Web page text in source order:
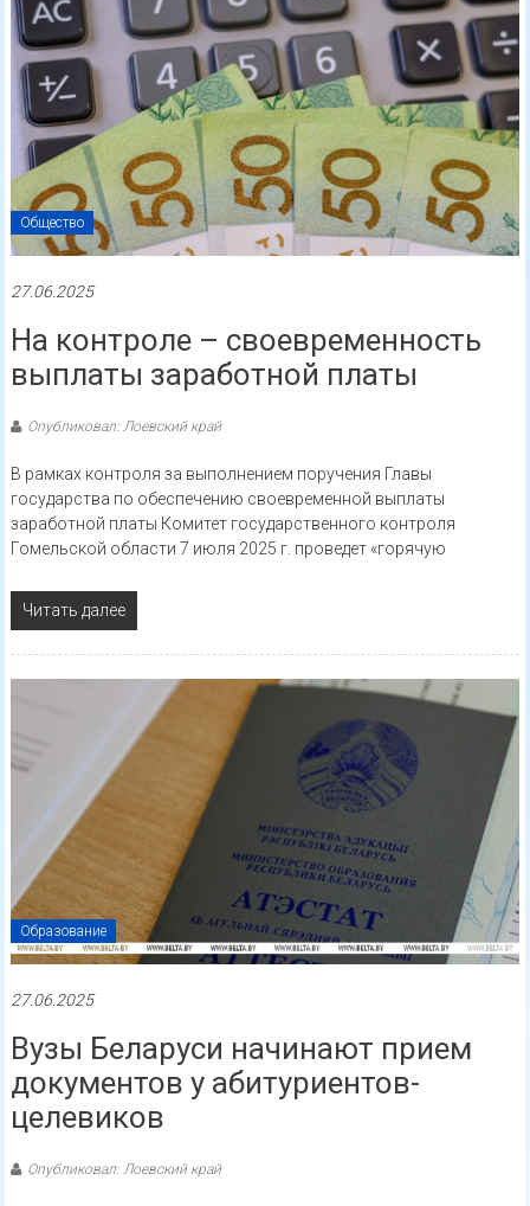
Общество
27.06.2025
На контроле – своевременность
выплаты заработной платы
Опубликовал: Лоевский край
В рамках контроля за выполнением поручения Главы
государства по обеспечению своевременной выплаты
заработной платы Комитет государственного контроля
Гомельской области 7 июля 2025 г. проведет «горячую
Читать далее
Образование
27.06.2025
Вузы Беларуси начинают прием
документов у абитуриентов-
целевиков
Опубликовал: Лоевский край